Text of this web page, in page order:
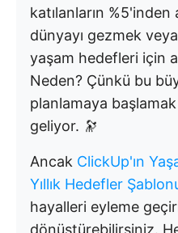
katılanların %5'inden
dünyayı gezmek
yaşam hedefleri için
Neden? Çünkü bu
planlamaya
geliyor. 🔭
Ancak ClickUp'ın
Yıllık Hedefler
hayalleri eyleme
dönüştürebilirsiniz.